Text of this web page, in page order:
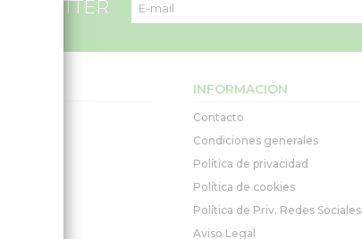
INFORMACIÓN
Contacto
Condiciones generales
Política de privacidad
Política de cookies
Política de Priv. Redes Sociales
Aviso Legal